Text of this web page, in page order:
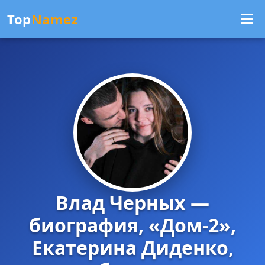
TopNamez
Влад Черных —
биография, «Дом-2»,
Екатерина Диденко,